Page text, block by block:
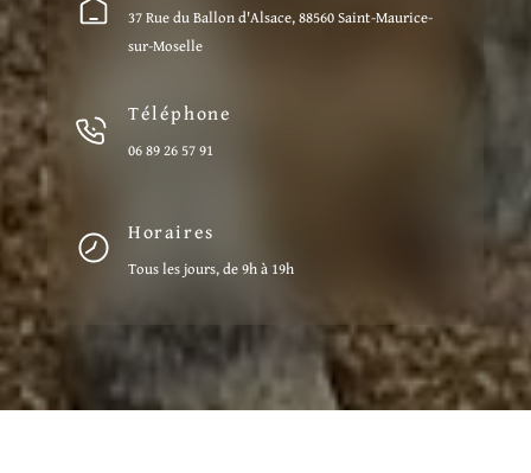
37 Rue du Ballon d'Alsace, 88560 Saint-Maurice-
sur-Moselle
Téléphone
06 89 26 57 91
Horaires
Tous les jours, de 9h à 19h